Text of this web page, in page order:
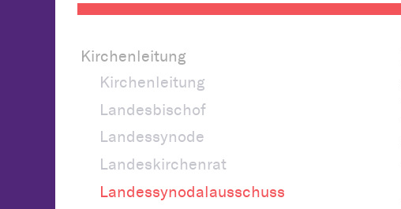
Kirchenleitung
Kirchenleitung
Landesbischof
Landessynode
Landeskirchenrat
Landessynodalausschuss